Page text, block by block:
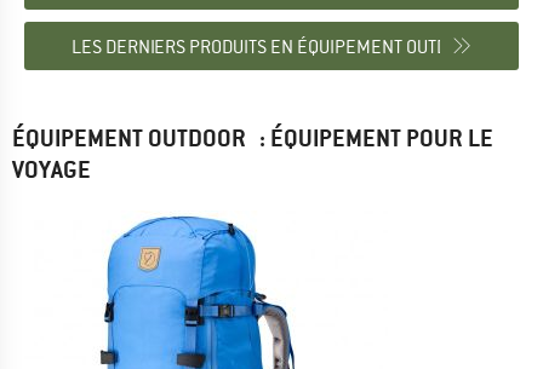
LES DERNIERS PRODUITS EN ÉQUIPEMENT OUTDOOR
ÉQUIPEMENT OUTDOOR : ÉQUIPEMENT POUR LE
VOYAGE